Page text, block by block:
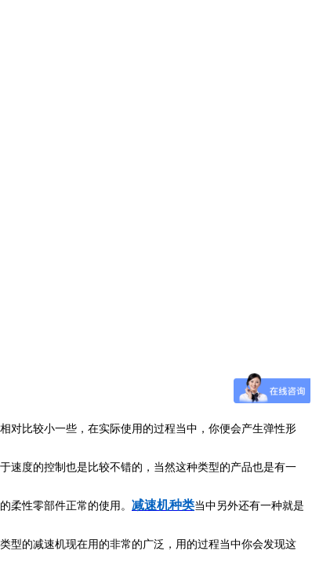
对比较小一些，在实际使用的过程当中，你便会产生弹性形
速度的控制也是比较不错的，当然这种类型的产品也是有一
柔性零部件正常的使用。 减速机种类当中另外还有一种就是
型的减速机现在用的非常的广泛，用的过程当中你会发现这